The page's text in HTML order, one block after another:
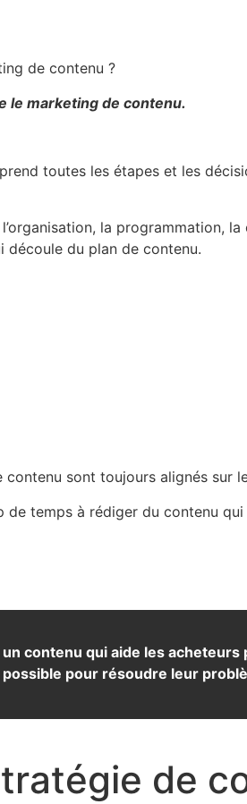
de contenu ?
le marketing de contenu.
toutes les étapes et les
la programmation,
découle du plan de contenu.
sont toujours alignés sur
temps à rédiger du contenu qui
contenu qui aide les
pour résoudre leur
de